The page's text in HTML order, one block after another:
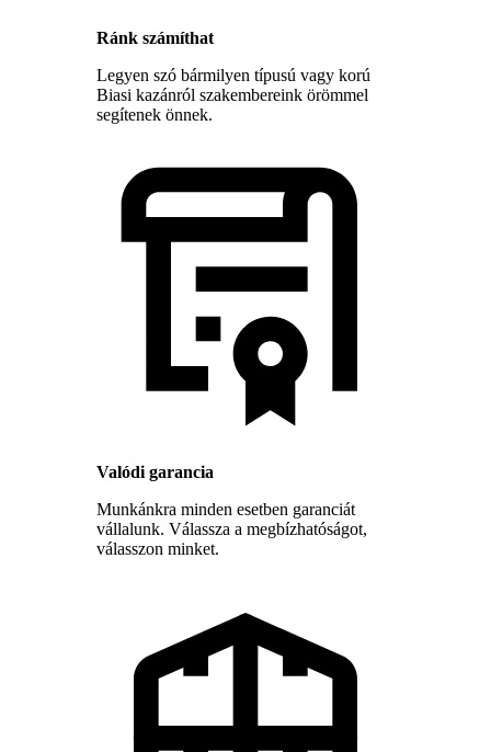
Ránk számíthat
Legyen szó bármilyen típusú vagy korú
Biasi kazánról szakembereink örömmel
segítenek önnek.
Valódi garancia
Munkánkra minden esetben garanciát
vállalunk. Válassza a megbízhatóságot,
válasszon minket.